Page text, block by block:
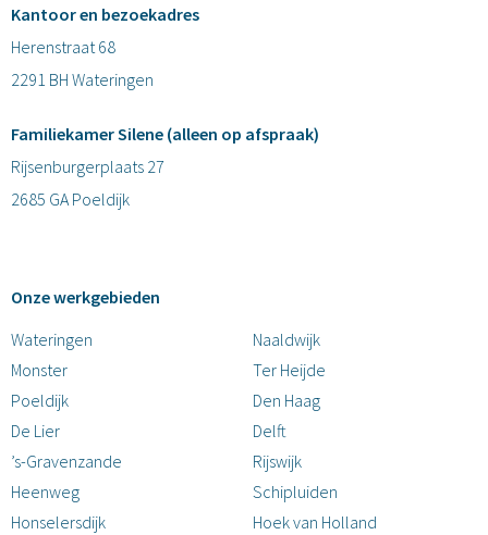
Kantoor en bezoekadres
Herenstraat 68
2291 BH Wateringen
Familiekamer Silene (alleen op afspraak)
Rijsenburgerplaats 27
2685 GA Poeldijk
Onze werkgebieden
Wateringen
Monster
Poeldijk
De Lier
’s-Gravenzande
Heenweg
Honselersdijk
Naaldwijk
Ter Heijde
Den Haag
Delft
Rijswijk
Schipluiden
Hoek van Holland